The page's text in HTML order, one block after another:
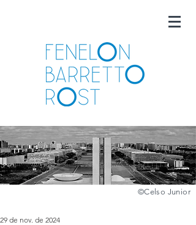
©️Celso Junior
29 de nov. de 2024